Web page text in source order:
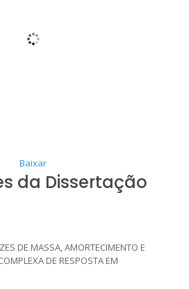
Baixar
da Dissertação
DE MASSA, AMORTECIMENTO E
DE RESPOSTA EM